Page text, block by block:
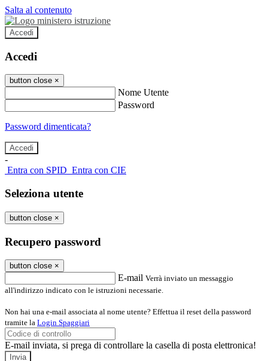
Salta al contenuto
Accedi
Accedi
button close ×
Nome Utente
Password
Password dimenticata?
-
Entra con SPID Entra con CIE
Seleziona utente
button close ×
Recupero password
button close ×
E-mail Verrà inviato un messaggio
all'indirizzo indicato con le istruzioni necessarie.
Non hai una e-mail associata al nome utente? Effettua il reset della password
tramite la Login Spaggiari
E-mail inviata, si prega di controllare la casella di posta elettronica!